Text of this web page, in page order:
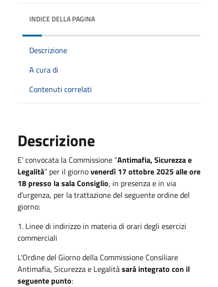
INDICE DELLA PAGINA
Descrizione
A cura di
Contenuti correlati
Descrizione
E’ convocata la Commissione “Antimafia, Sicurezza e
Legalità” per il giornovenerdì 17 ottobre 2025 alle ore
18 presso la sala Consiglio, in presenza e in via
d'urgenza, per la trattazione del seguente ordine del
giorno:
1. Linee di indirizzo in materia di orari degli esercizi
commerciali
L'Ordine del Giorno della Commissione Consiliare
Antimafia, Sicurezza e Legalitàsarà integrato con il
seguente punto: